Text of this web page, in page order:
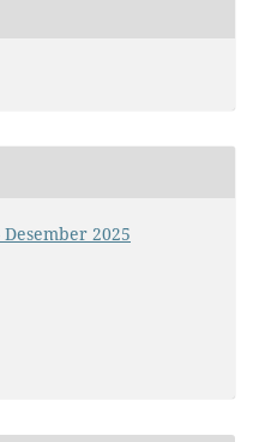
2025